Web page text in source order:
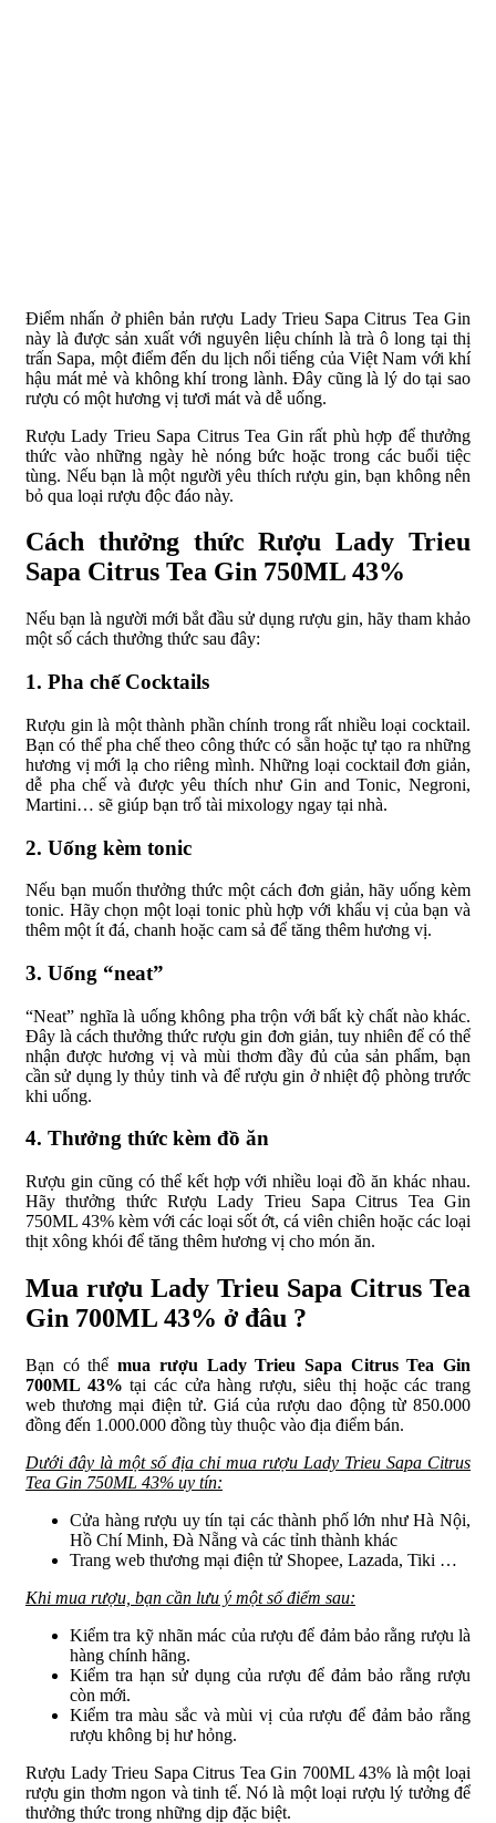
Điểm nhấn ở phiên bản rượu Lady Trieu Sapa Citrus Tea Gin
này là được sản xuất với nguyên liệu chính là trà ô long tại thị
trấn Sapa, một điểm đến du lịch nổi tiếng của Việt Nam với khí
hậu mát mẻ và không khí trong lành. Đây cũng là lý do tại sao
rượu có một hương vị tươi mát và dễ uống.
Rượu Lady Trieu Sapa Citrus Tea Gin rất phù hợp để thưởng
thức vào những ngày hè nóng bức hoặc trong các buổi tiệc
tùng. Nếu bạn là một người yêu thích rượu gin, bạn không nên
bỏ qua loại rượu độc đáo này.
Cách thưởng thức Rượu Lady Trieu
Sapa Citrus Tea Gin 750ML 43%
Nếu bạn là người mới bắt đầu sử dụng rượu gin, hãy tham khảo
một số cách thưởng thức sau đây:
1. Pha chế Cocktails
Rượu gin là một thành phần chính trong rất nhiều loại cocktail.
Bạn có thể pha chế theo công thức có sẵn hoặc tự tạo ra những
hương vị mới lạ cho riêng mình. Những loại cocktail đơn giản,
dễ pha chế và được yêu thích như Gin and Tonic, Negroni,
Martini… sẽ giúp bạn trổ tài mixology ngay tại nhà.
2. Uống kèm tonic
Nếu bạn muốn thưởng thức một cách đơn giản, hãy uống kèm
tonic. Hãy chọn một loại tonic phù hợp với khẩu vị của bạn và
thêm một ít đá, chanh hoặc cam sả để tăng thêm hương vị.
3. Uống “neat”
“Neat” nghĩa là uống không pha trộn với bất kỳ chất nào khác.
Đây là cách thưởng thức rượu gin đơn giản, tuy nhiên để có thể
nhận được hương vị và mùi thơm đầy đủ của sản phẩm, bạn
cần sử dụng ly thủy tinh và để rượu gin ở nhiệt độ phòng trước
khi uống.
4. Thưởng thức kèm đồ ăn
Rượu gin cũng có thể kết hợp với nhiều loại đồ ăn khác nhau.
Hãy thưởng thức Rượu Lady Trieu Sapa Citrus Tea Gin
750ML 43% kèm với các loại sốt ớt, cá viên chiên hoặc các loại
thịt xông khói để tăng thêm hương vị cho món ăn.
Mua rượu Lady Trieu Sapa Citrus Tea
Gin 700ML 43% ở đâu ?
Bạn có thểmua rượu Lady Trieu Sapa Citrus Tea Gin
700ML 43% tại các cửa hàng rượu, siêu thị hoặc các trang
web thương mại điện tử. Giá của rượu dao động từ 850.000
đồng đến 1.000.000 đồng tùy thuộc vào địa điểm bán.
Dưới đây là một số địa chỉ mua rượu Lady Trieu Sapa Citrus
Tea Gin 750ML 43% uy tín:
Cửa hàng rượu uy tín tại các thành phố lớn như Hà Nội,
Hồ Chí Minh, Đà Nẵng và các tỉnh thành khác
Trang web thương mại điện tử Shopee, Lazada, Tiki …
Khi mua rượu, bạn cần lưu ý một số điểm sau:
Kiểm tra kỹ nhãn mác của rượu để đảm bảo rằng rượu là
hàng chính hãng.
Kiểm tra hạn sử dụng của rượu để đảm bảo rằng rượu
còn mới.
Kiểm tra màu sắc và mùi vị của rượu để đảm bảo rằng
rượu không bị hư hỏng.
Rượu Lady Trieu Sapa Citrus Tea Gin 700ML 43% là một loại
rượu gin thơm ngon và tinh tế. Nó là một loại rượu lý tưởng để
thưởng thức trong những dịp đặc biệt.